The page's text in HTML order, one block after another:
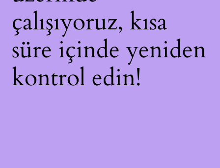
çalışıyoruz, kısa
süre içinde yeniden
kontrol edin!